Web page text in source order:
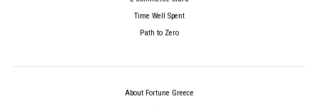
Time Well Spent
Path to Zero
About Fortune Greece